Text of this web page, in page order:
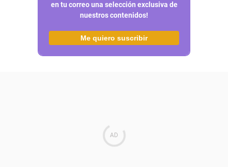
en tu correo una selección exclusiva de
nuestros contenidos!
Me quiero suscribir